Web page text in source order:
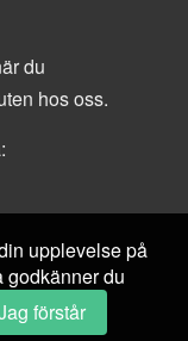
du
hos oss.
upplevelse på
godkänner du
förstår